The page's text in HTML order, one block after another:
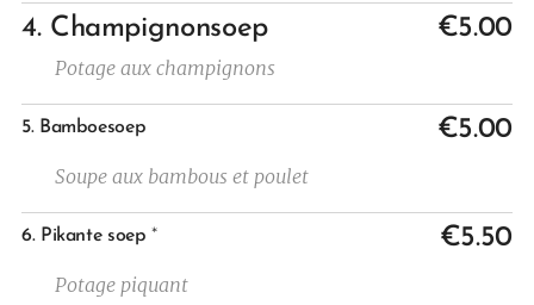
4. Champignonsoep
Potage aux champignons
€5.00
5. Bamboesoep
Soupe aux bambous et poulet
€5.00
6. Pikante soep *
Potage piquant
€5.50